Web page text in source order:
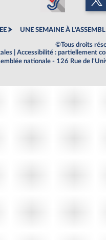
UNE SEMAINE À
©Tous droits
Accessibilité : partiellement
nationale - 126 Rue de